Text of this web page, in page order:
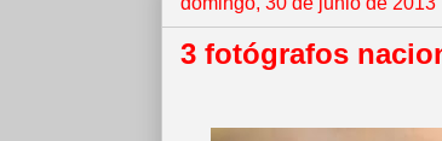
3 fotógrafos